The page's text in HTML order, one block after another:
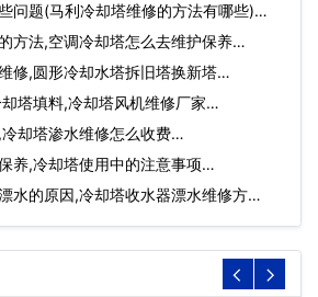
问题(马利冷却塔维修的方法有哪些)…
方法,空调冷却塔怎么去维护保养…
修,圆形冷却水塔拆旧塔换新塔…
塔填料,冷却塔风机维修厂家…
却塔渗水维修怎么收费…
养,冷却塔使用中的注意事项…
水的原因,冷却塔收水器漂水维修方